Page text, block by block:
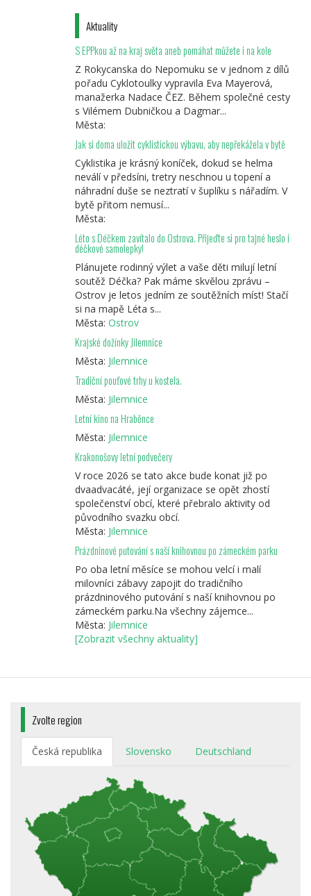
Aktuality
S EPPkou až na kraj světa aneb pomáhat můžete i na kole
Z Rokycanska do Nepomuku se v jednom z dílů
pořadu Cyklotoulky vypravila Eva Mayerová,
manažerka Nadace ČEZ. Během společné cesty
s Vilémem Dubničkou a Dagmar...
Města:
Jak si doma uložit cyklistickou výbavu, aby nepřekážela v bytě
Cyklistika je krásný koníček, dokud se helma
neválí v předsíni, tretry neschnou u topení a
náhradní duše se neztratí v šuplíku s nářadím. V
bytě přitom nemusí...
Města:
Léto s Déčkem zavítalo do Ostrova. Přijeďte si pro tajné heslo i
déčkové samolepky!
Plánujete rodinný výlet a vaše děti milují letní
soutěž Déčka? Pak máme skvělou zprávu –
Ostrov je letos jedním ze soutěžních míst! Stačí
si na mapě Léta s...
Města: Ostrov
Krajské dožínky Jilemnice
Města: Jilemnice
Tradiční pouťové trhy u kostela.
Města: Jilemnice
Letní kino na Hraběnce
Města: Jilemnice
Krakonošovy letní podvečery
V roce 2026 se tato akce bude konat již po
dvaadvacáté, její organizace se opět zhostí
společenství obcí, které přebralo aktivity od
původního svazku obcí.
Města: Jilemnice
Prázdninové putování s naší knihovnou po zámeckém parku
Po oba letní měsíce se mohou velcí i malí
milovníci zábavy zapojit do tradičního
prázdninového putování s naší knihovnou po
zámeckém parku.Na všechny zájemce...
Města: Jilemnice
[Zobrazit všechny aktuality]
Zvolte region
Česká republika Slovensko Deutschland